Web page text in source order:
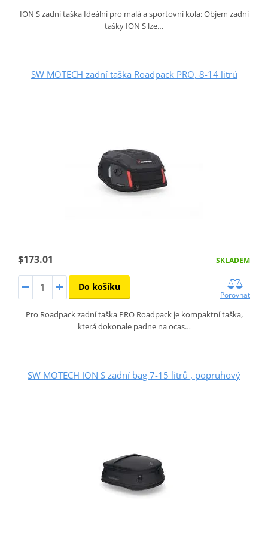
ION S zadní taška Ideální pro malá a sportovní kola: Objem zadní
tašky ION S lze…
SW MOTECH zadní taška Roadpack PRO, 8-14 litrů
$173.01 SKLADEM
Do košíku
Porovnat
Pro Roadpack zadní taška PRO Roadpack je kompaktní taška,
která dokonale padne na ocas…
SW MOTECH ION S zadní bag 7-15 litrů , popruhový